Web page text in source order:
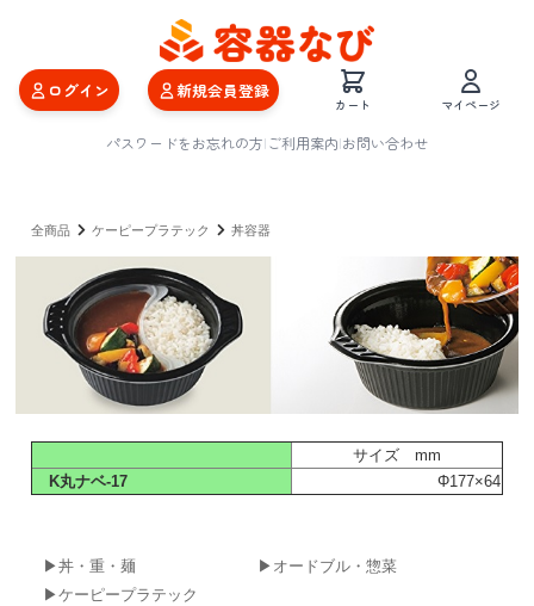
ログイン 新規会員登録
カート マイページ
パスワードをお忘れの方|ご利用案内|お問い合わせ
全商品 ケーピープラテック 丼容器
サイズ mm
K丸ナベ-17
Φ177×64
▶丼・重・麺
▶オードブル・惣菜
▶ケーピープラテック